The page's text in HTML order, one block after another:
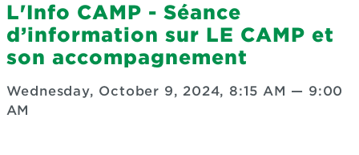
L'Info CAMP - Séance
d’information sur LE CAMP et
son accompagnement
Wednesday, October 9, 2024, 8:15 AM — 9:00
AM